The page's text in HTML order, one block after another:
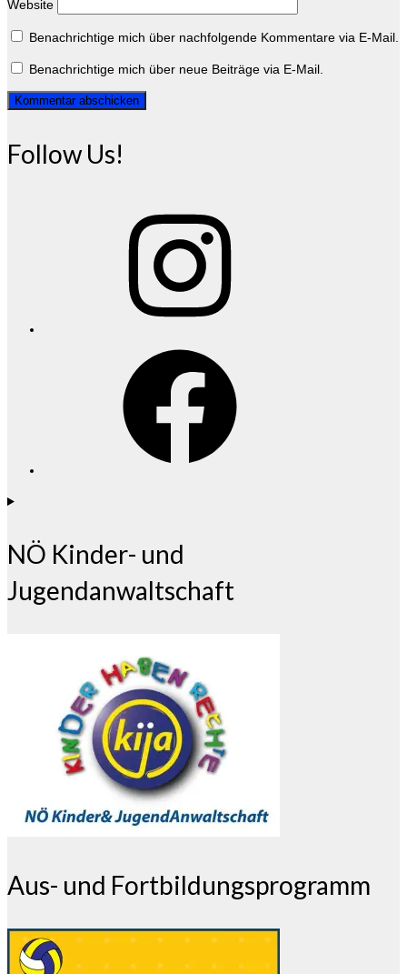
Website
Benachrichtige mich über nachfolgende Kommentare via E-Mail.
Benachrichtige mich über neue Beiträge via E-Mail.
Follow Us!
NÖ Kinder- und
Jugendanwaltschaft
Aus- und Fortbildungsprogramm